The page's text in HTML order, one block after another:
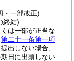
・一部改正)
終結)
は一部が正当な
第二十一条第一項
出しない場合、
日に出頭しない